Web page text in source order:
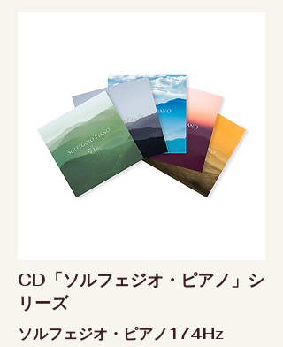
CD「ソルフェジオ・ピアノ」シ
リーズ
ソルフェジオ・ピアノ174Hz